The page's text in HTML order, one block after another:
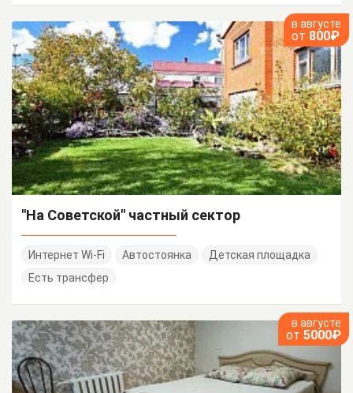
в августе
от 800₽
"На Советской" частный сектор
Интернет Wi-Fi Автостоянка
Детская площадка
Есть трансфер
в августе
от 5000₽